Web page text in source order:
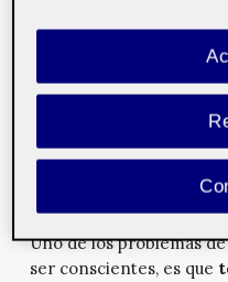
páginas como si fuese
homogeneizando todos
facilidad de uso
impreso. En mi opinión,
que la tecnología es
En todo caso, en los
acercar un nuevo
Uno de los problemas
ser conscientes, es que